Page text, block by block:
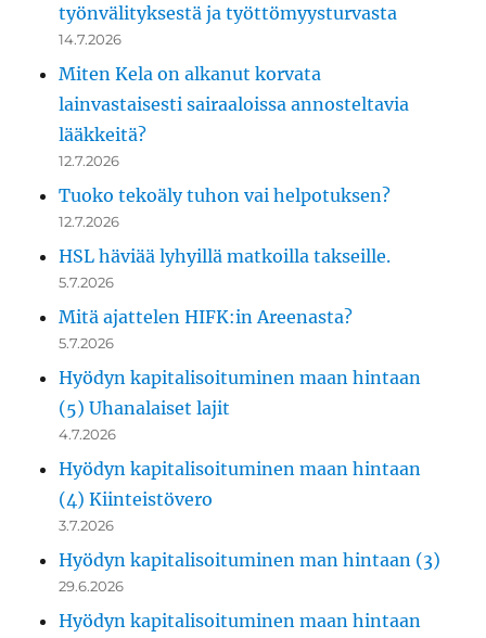
työnvälityksestä ja työttömyysturvasta
14.7.2026
Miten Kela on alkanut korvata
lainvastaisesti sairaaloissa annosteltavia
lääkkeitä?
12.7.2026
Tuoko tekoäly tuhon vai helpotuksen?
12.7.2026
HSL häviää lyhyillä matkoilla takseille.
5.7.2026
Mitä ajattelen HIFK:in Areenasta?
5.7.2026
Hyödyn kapitalisoituminen maan hintaan
(5) Uhanalaiset lajit
4.7.2026
Hyödyn kapitalisoituminen maan hintaan
(4) Kiinteistövero
3.7.2026
Hyödyn kapitalisoituminen man hintaan (3)
29.6.2026
Hyödyn kapitalisoituminen maan hintaan